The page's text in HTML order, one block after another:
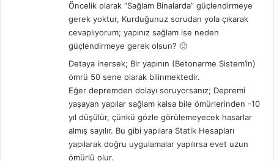
:
Öncelik olarak “Sağlam Binalarda” güçlendirmeye
gerek yoktur, Kurduğunuz sorudan yola çıkarak
cevaplıyorum; yapınız sağlam ise neden
güçlendirmeye gerek olsun? 🙂
Detaya inersek; Bir yapının (Betonarme Sistem’in)
ömrü 50 sene olarak bilinmektedir.
Eğer depremden dolayı soruyorsanız; Depremi
yaşayan yapılar sağlam kalsa bile ömürlerinden -10
yıl düşülür, çünkü gözle görülemeyecek hasarlar
almış sayılır. Bu gibi yapılara Statik Hesapları
yapılarak doğru uygulamalar yapılırsa evet uzun
ömürlü olur.